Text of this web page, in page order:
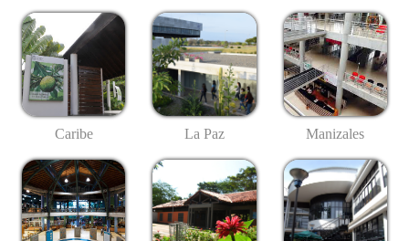
Caribe La Paz Manizales